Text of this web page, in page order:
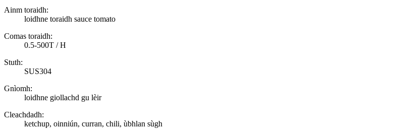
Ainm toraidh:
loidhne toraidh sauce tomato
Comas toraidh:
0.5-500T / H
Stuth:
SUS304
Gnìomh:
loidhne giollachd gu lèir
Cleachdadh:
ketchup, oinniún, curran, chili, ùbhlan sùgh